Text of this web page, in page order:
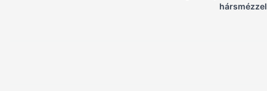
hársmézzel